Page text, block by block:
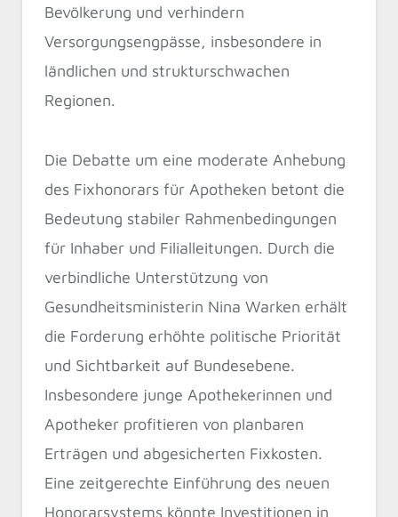
Bevölkerung und verhindern
Versorgungsengpässe, insbesondere in
ländlichen und strukturschwachen
Regionen.
Die Debatte um eine moderate Anhebung
des Fixhonorars für Apotheken betont die
Bedeutung stabiler Rahmenbedingungen
für Inhaber und Filialleitungen. Durch die
verbindliche Unterstützung von
Gesundheitsministerin Nina Warken erhält
die Forderung erhöhte politische Priorität
und Sichtbarkeit auf Bundesebene.
Insbesondere junge Apothekerinnen und
Apotheker profitieren von planbaren
Erträgen und abgesicherten Fixkosten.
Eine zeitgerechte Einführung des neuen
Honorarsystems könnte Investitionen in